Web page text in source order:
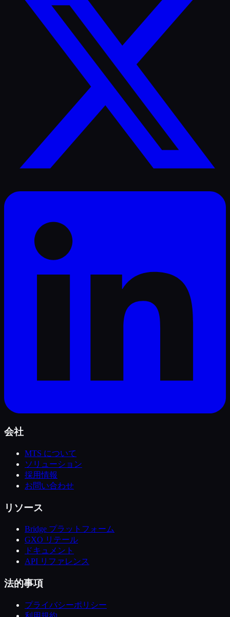
会社
MTS について
ソリューション
採用情報
お問い合わせ
リソース
Bridge プラットフォーム
GXO リテール
ドキュメント
API リファレンス
法的事項
プライバシーポリシー